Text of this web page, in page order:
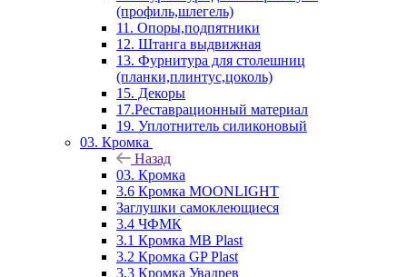
(профиль,шлегель)
11. Опоры,подпятники
12. Штанга выдвижная
13. Фурнитура для столешниц
(планки,плинтус,цоколь)
15. Декоры
17.Реставрационный материал
19. Уплотнитель силиконовый
03. Кромка
Назад
03. Кромка
3.6 Кромка MOONLIGHT
Заглушки самоклеющиеся
3.4 ЧФМК
3.1 Кромка MB Plast
3.2 Кромка GP Plast
3.3 Кромка Увадрев